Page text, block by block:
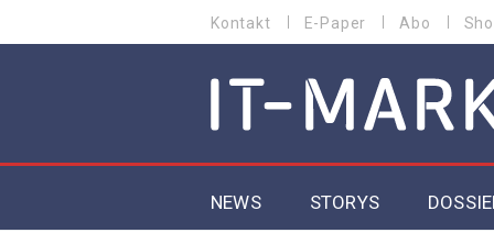
zum
MENU
Kontakt E-Paper Abo
MAIN NAVIGATION
NEWS STORYS